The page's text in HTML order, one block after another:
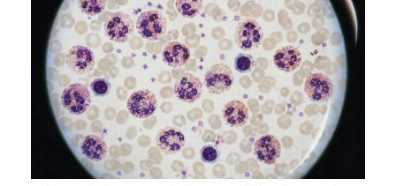
پښتو
سنڌي
සිංහල
অসমীয়া
Galego